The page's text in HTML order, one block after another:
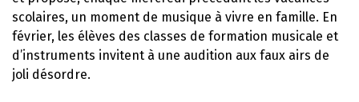
scolaires, un moment de musique à vivre en famille. En
février, les élèves des classes de formation musicale et
d’instruments invitent à une audition aux faux airs de
joli désordre.